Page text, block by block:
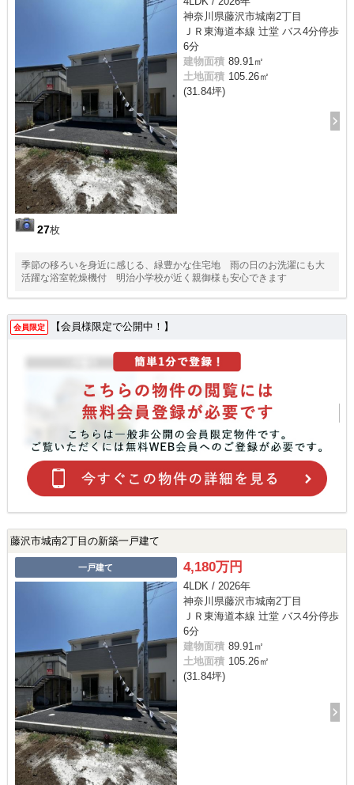
27枚
神奈川県藤沢市城南2丁目
ＪＲ東海道本線 辻堂 バス4分停歩
6分
建物面積 89.91㎡
土地面積 105.26㎡
(31.84坪)
季節の移ろいを身近に感じる、緑豊かな住宅地 雨の日のお洗濯にも大
活躍な浴室乾燥機付 明治小学校が近く親御様も安心できます
会員限定 【会員様限定で公開中！】
藤沢市城南2丁目の新築一戸建て
一戸建て 4,180万円
4LDK / 2026年
神奈川県藤沢市城南2丁目
ＪＲ東海道本線 辻堂 バス4分停歩
6分
建物面積 89.91㎡
土地面積 105.26㎡
(31.84坪)